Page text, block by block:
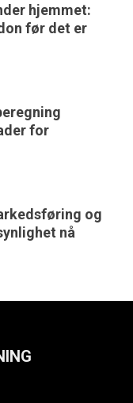
hjemmet:
før det er
for
og
nå